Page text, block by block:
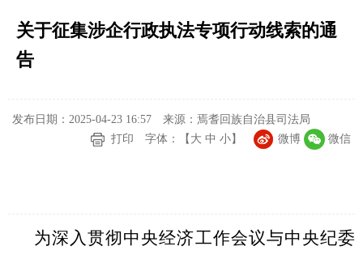
关于征集涉企行政执法专项行动线索的通
告
发布日期：2025-04-23 16:57
来源：焉耆回族自治县司法局
打印
字体：【 大 中 小】 微博 微信
为深入贯彻中央经济工作会议与中央纪委